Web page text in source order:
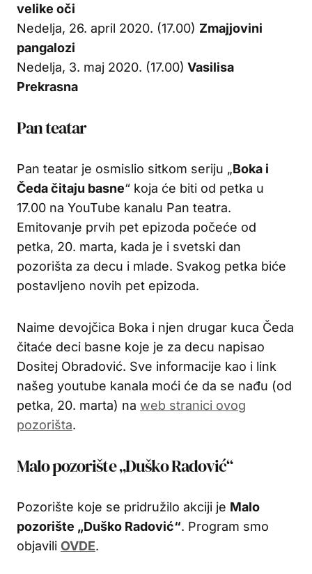
velike oči
Nedelja, 26. april 2020. (17.00) Zmajjovini
pangalozi
Nedelja, 3. maj 2020. (17.00) Vasilisa
Prekrasna
Pan teatar
Pan teatar je osmislio sitkom seriju „Boka i
Čeda čitaju basne“ koja će biti od petka u
17.00 na YouTube kanalu Pan teatra.
Emitovanje prvih pet epizoda počeće od
petka, 20. marta, kada je i svetski dan
pozorišta za decu i mlade. Svakog petka biće
postavljeno novih pet epizoda.
Naime devojčica Boka i njen drugar kuca Čeda
čitaće deci basne koje je za decu napisao
Dositej Obradović. Sve informacije kao i link
našeg youtube kanala moći će da se nađu (od
petka, 20. marta) na web stranici ovog
pozorišta.
Malo pozorište „Duško Radović“
Pozorište koje se pridružilo akciji je Malo
pozorište „Duško Radović“. Program smo
objavili OVDE.